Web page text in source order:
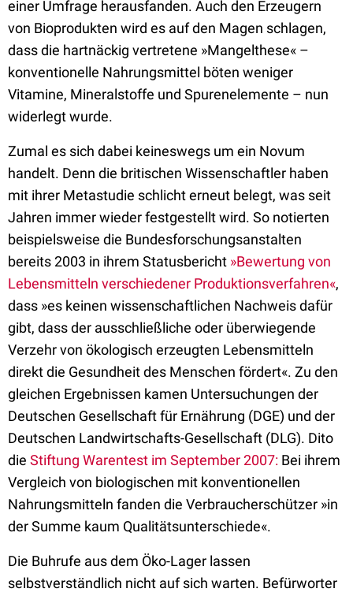
einer Umfrage herausfanden. Auch den Erzeugern
von Bioprodukten wird es auf den Magen schlagen,
dass die hartnäckig vertretene »Mangelthese« –
konventionelle Nahrungsmittel böten weniger
Vitamine, Mineralstoffe und Spurenelemente – nun
widerlegt wurde.
Zumal es sich dabei keineswegs um ein Novum
handelt. Denn die britischen Wissenschaftler haben
mit ihrer Metastudie schlicht erneut belegt, was seit
Jahren immer wieder festgestellt wird. So notierten
beispielsweise die Bundesforschungsanstalten
bereits 2003 in ihrem Statusbericht »Bewertung von
Lebensmitteln verschiedener Produktionsverfahren«,
dass »es keinen wissenschaftlichen Nachweis dafür
gibt, dass der ausschließliche oder überwiegende
Verzehr von ökologisch erzeugten Lebensmitteln
direkt die Gesundheit des Menschen fördert«. Zu den
gleichen Ergebnissen kamen Untersuchungen der
Deutschen Gesellschaft für Ernährung (DGE) und der
Deutschen Landwirtschafts-Gesellschaft (DLG). Dito
die Stiftung Warentest im September 2007: Bei ihrem
Vergleich von biologischen mit konventionellen
Nahrungsmitteln fanden die Verbraucherschützer »in
der Summe kaum Qualitätsunterschiede«.
Die Buhrufe aus dem Öko-Lager lassen
selbstverständlich nicht auf sich warten. Befürworter